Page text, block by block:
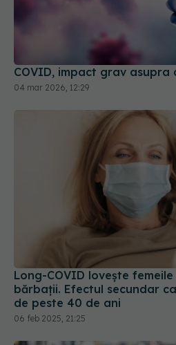
COVID, impact grav asupra
04 mar 2026, 12:29
Long-COVID lovește
bărbații. Efectul secundar
de peste 40 de ani
06 feb 2025, 21:25